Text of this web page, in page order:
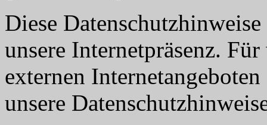
Diese
unsere Internetpräsenz.
externen
unsere